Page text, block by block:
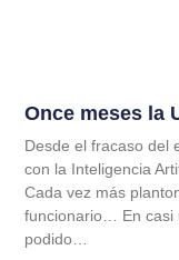
Once meses la
Desde el fracaso del
con la Inteligencia
Cada vez más
funcionario… En casi
podido…